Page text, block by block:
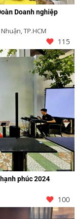
Doanh nghiệp
TP.HCM
115
phúc 2024
100